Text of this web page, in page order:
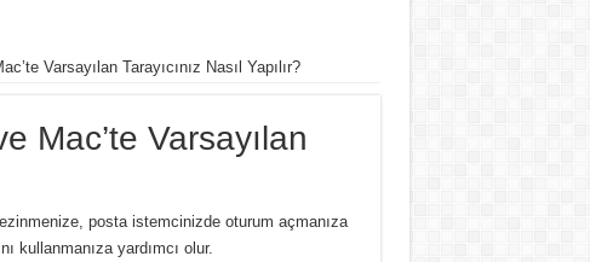
Varsayılan Tarayıcınız Nasıl Yapılır?
Mac’te Varsayılan
posta istemcinizde oturum açmanıza
kullanmanıza yardımcı olur.